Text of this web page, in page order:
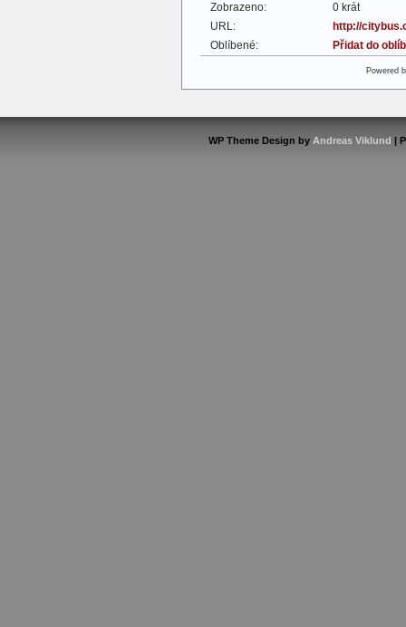
Zobrazeno:
0 krát
URL:
http://
Oblíbené:
Přidat do
Powered
WP Theme Design by Andreas Viklund |